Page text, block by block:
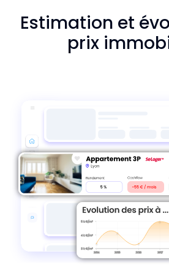
Estimation et
prix